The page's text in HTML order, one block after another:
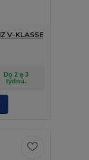
V-KLASSE
Do 2 a 3
týdnů.